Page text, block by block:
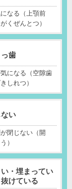
なる（上顎前
くぜんとつ）
歯
になる（空隙歯
しれつ）
ない
閉じない（開
）
・埋まってい
けている